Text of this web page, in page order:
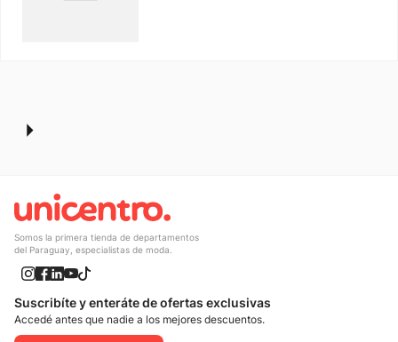
Somos la primera tienda de departamentos
del Paraguay, especialistas de moda.
Suscribíte y enteráte de ofertas exclusivas
Accedé antes que nadie a los mejores descuentos.